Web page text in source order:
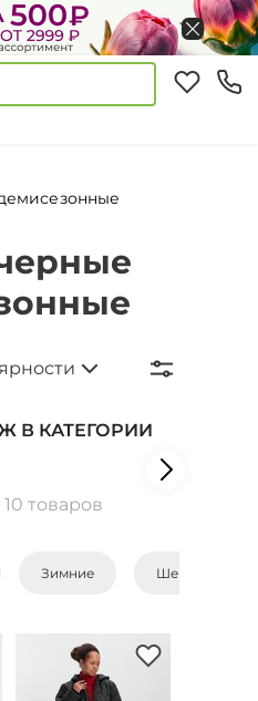
В КАТЕГОРИИ
товаров
Зимние Шерстяные